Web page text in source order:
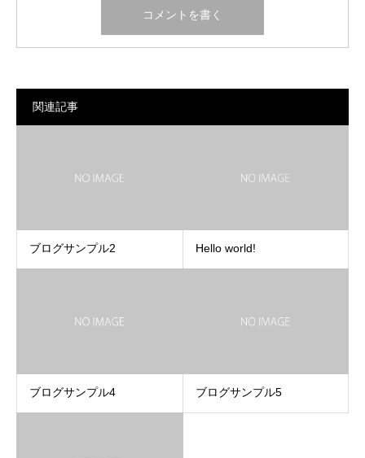
関連記事
ブログサンプル2 Hello world!
ブログサンプル4 ブログサンプル5